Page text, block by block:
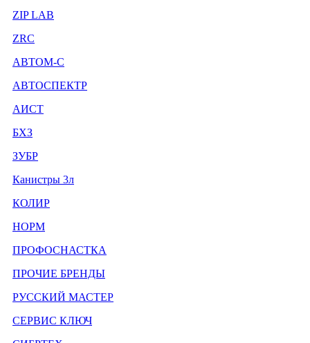
ZIP LAB
ZRC
АВТОМ-С
АВТОСПЕКТР
АИСТ
БХЗ
ЗУБР
Канистры 3л
КОЛИР
НОРМ
ПРОФОСНАСТКА
ПРОЧИЕ БРЕНДЫ
РУССКИЙ МАСТЕР
СЕРВИС КЛЮЧ